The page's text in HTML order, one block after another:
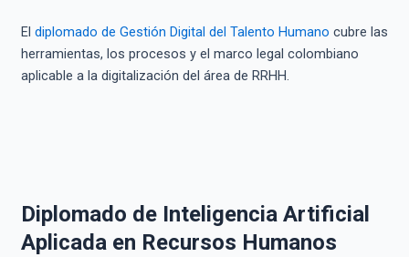
El diplomado de Gestión Digital del Talento Humano cubre las
herramientas, los procesos y el marco legal colombiano
aplicable a la digitalización del área de RRHH.
Diplomado de Inteligencia Artificial
Aplicada en Recursos Humanos